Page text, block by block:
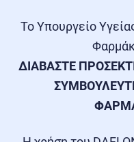
Το Υπουργείο
ΔΙΑΒΑΣΤΕ